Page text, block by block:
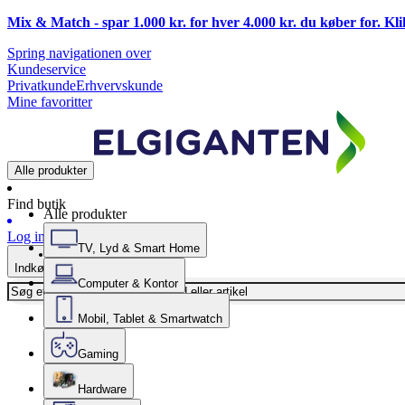
Mix & Match - spar 1.000 kr. for hver 4.000 kr. du køber for.
Spring navigationen over
Kundeservice
PrivatkundeErhvervskunde
Mine favoritter
Alle produkter
Find butik
Log ind
Indkøbskurv
Alle produkter
TV, Lyd & Smart Home
Computer & Kontor
Mobil, Tablet & Smartwatch
Gaming
Hardware